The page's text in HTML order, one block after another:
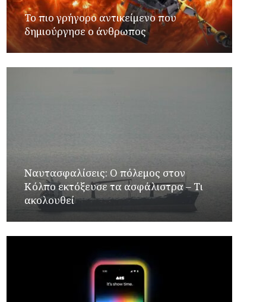
Το πιο γρήγορο αντικείμενο που
δημιούργησε ο άνθρωπος
Ναυτασφαλίσεις: Ο πόλεμος στον
Κόλπο εκτόξευσε τα ασφάλιστρα – Τι
ακολουθεί